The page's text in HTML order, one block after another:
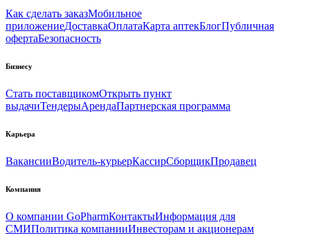
Как сделать заказМобильное
приложениеДоставкаОплатаКарта аптекБлогПубличная
офертаБезопасность
Бизнесу
Стать поставщикомОткрыть пункт
выдачиТендерыАрендаПартнерская программа
Карьера
ВакансииВодитель-курьерКассирСборщикПродавец
Компания
О компании GoPharmКонтактыИнформация для
СМИПолитика компанииИнвесторам и акционерам